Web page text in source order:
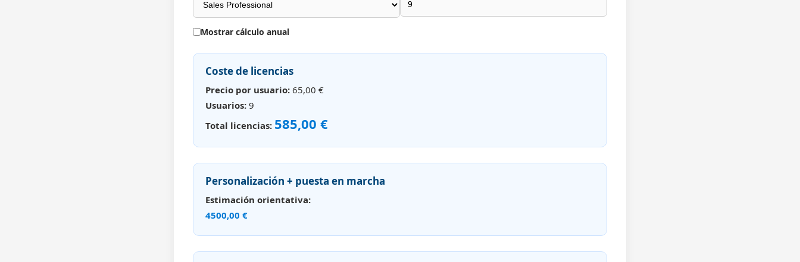
Mostrar cálculo anual
Coste de licencias
Precio por usuario: 65,00 €
Usuarios: 9
Total licencias: 585,00 €
Personalización + puesta en marcha
Estimación orientativa:
4500,00 €